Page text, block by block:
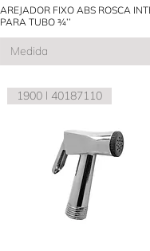
AREJADOR FIXO ABS ROSCA
PARA TUBO ¾’’
Medida
1900 l 40187110